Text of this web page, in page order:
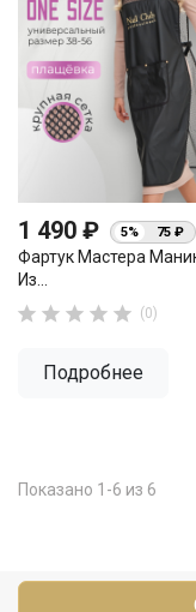
1 490 ₽ 5% 75 ₽
Фартук Мастера
Из...
     (0)
Подробнее
Показано 1-6 из 6